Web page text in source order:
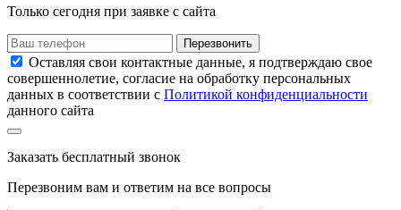
Только сегодня при заявке с сайта
Перезвонить
Оставляя свои контактные данные, я подтверждаю свое
совершеннолетие, согласие на обработку персональных
данных в соответствии с Политикой конфиденциальности
данного сайта
Заказать бесплатный звонок
Перезвоним вам и ответим на все вопросы